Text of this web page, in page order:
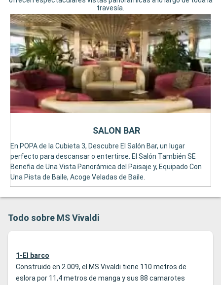
travesía.
En POPA de la Cubieta 3, Descubre El Salón Bar, un lugar
perfecto para descansar o entertirse. El Salón También SE
Benefia de Una Vista Panorámica del Paisaje y, Equipado Con
Una Pista de Baile, Acoge Veladas de Baile.
SALON BAR
Todo sobre MS Vivaldi
1-El barco
Construido en 2.009, el MS Vivaldi tiene 110 metros de
eslora por 11,4 metros de manga y sus 88 camarotes